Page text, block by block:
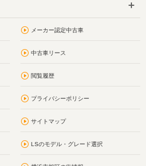
メーカー認定中古車
中古車リース
閲覧履歴
プライバシーポリシー
サイトマップ
LSのモデル・グレード選択